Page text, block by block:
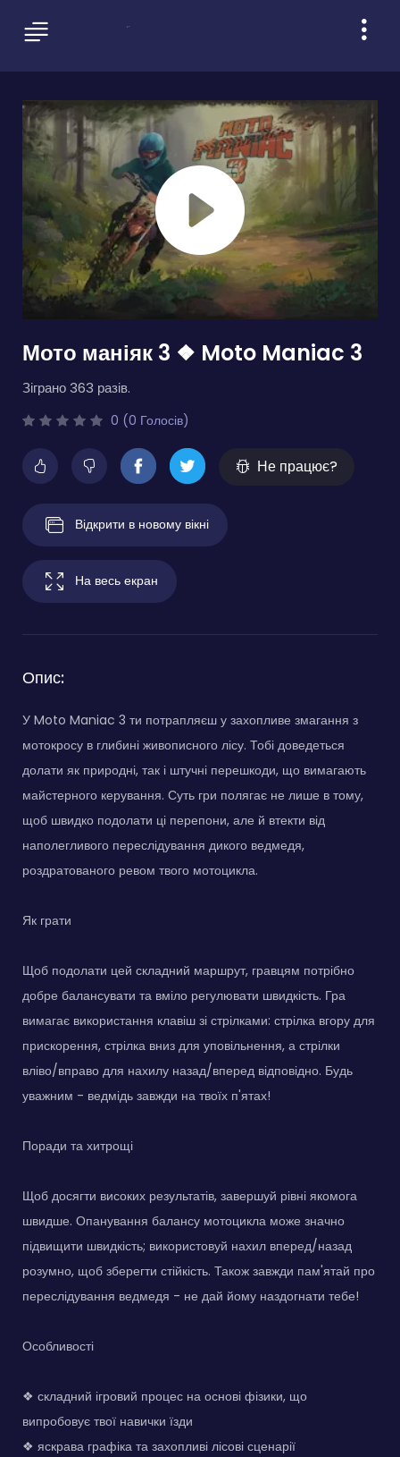
Мото маніяк 3 ❖ Moto Maniac 3
Зіграно 363 разів.
0 (0 Голосів)
Не працює?
Відкрити в новому вікні
На весь екран
Опис:
У Moto Maniac 3 ти потрапляєш у захопливе змагання з
мотокросу в глибині живописного лісу. Тобі доведеться
долати як природні, так і штучні перешкоди, що вимагають
майстерного керування. Суть гри полягає не лише в тому,
щоб швидко подолати ці перепони, але й втекти від
наполегливого переслідування дикого ведмедя,
роздратованого ревом твого мотоцикла.
Як грати
Щоб подолати цей складний маршрут, гравцям потрібно
добре балансувати та вміло регулювати швидкість. Гра
вимагає використання клавіш зі стрілками: стрілка вгору для
прискорення, стрілка вниз для уповільнення, а стрілки
вліво/вправо для нахилу назад/вперед відповідно. Будь
уважним - ведмідь завжди на твоїх п'ятах!
Поради та хитрощі
Щоб досягти високих результатів, завершуй рівні якомога
швидше. Опанування балансу мотоцикла може значно
підвищити швидкість; використовуй нахил вперед/назад
розумно, щоб зберегти стійкість. Також завжди пам'ятай про
переслідування ведмедя - не дай йому наздогнати тебе!
Особливості
❖ складний ігровий процес на основі фізики, що
випробовує твої навички їзди
❖ яскрава графіка та захопливі лісові сценарії